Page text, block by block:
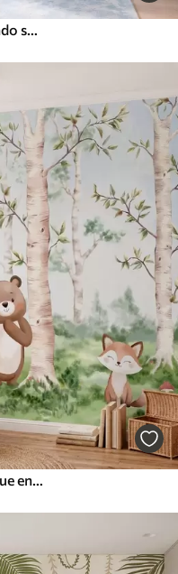
Alegres y creativos pulpos del mundo submarino
Una ilustración infantil de un bosque en la que aparecen un oso, un zorro y un erizo